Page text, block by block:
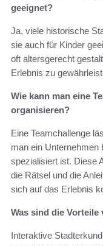
geeignet?
Ja, viele historische
sie auch für Kinder
oft altersgerecht
Erlebnis zu
Wie kann man eine
organisieren?
Eine Teamchallenge
man ein Unternehmen
spezialisiert ist. Diese
die Rätsel und die
sich auf das Erlebnis
Was sind die
Interaktive